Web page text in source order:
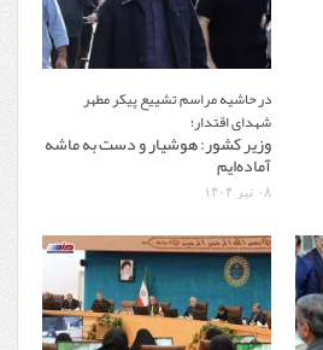
در حاشیه مراسم تشییع پیکر مطهر
شهدای اقتدار؛
وزیر کشور: هوشیار و دست به ماشه
آماده‌ایم
۰۸ تیر ۱۴۰۴